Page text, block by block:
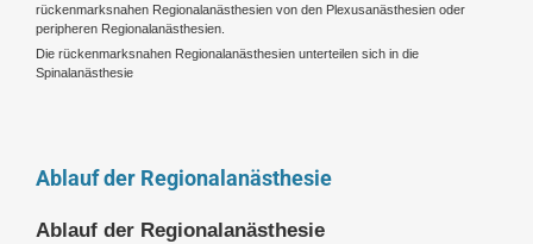
rückenmarksnahen Regionalanästhesien von den Plexusanästhesien oder
peripheren Regionalanästhesien.
Die rückenmarksnahen Regionalanästhesien unterteilen sich in die
Spinalanästhesie
Ablauf der Regionalanästhesie
Ablauf der Regionalanästhesie